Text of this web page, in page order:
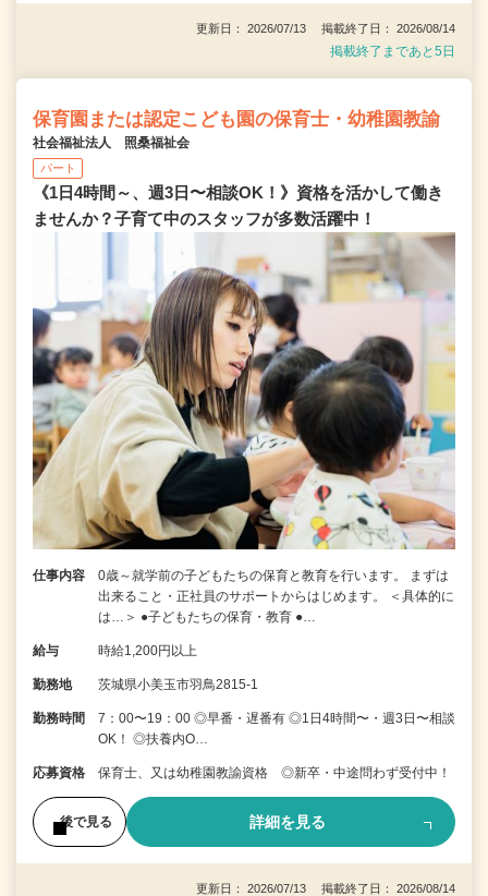
更新日： 2026/07/13 掲載終了日： 2026/08/14
掲載終了まであと5日
保育園または認定こども園の保育士・幼稚園教諭
社会福祉法人 照桑福祉会
パート
《1日4時間～、週3日〜相談OK！》資格を活かして働き
ませんか？子育て中のスタッフが多数活躍中！
仕事内容
0歳～就学前の子どもたちの保育と教育を行います。 まずは
出来ること・正社員のサポートからはじめます。 ＜具体的に
は…＞ ●子どもたちの保育・教育 ●…
給与 時給1,200円以上
勤務地 茨城県小美玉市羽鳥2815-1
勤務時間
7：00〜19：00 ◎早番・遅番有 ◎1日4時間〜・週3日〜相談
OK！ ◎扶養内O…
応募資格 保育士、又は幼稚園教諭資格 ◎新卒・中途問わず受付中！
後で見る 詳細を見る
更新日： 2026/07/13 掲載終了日： 2026/08/14